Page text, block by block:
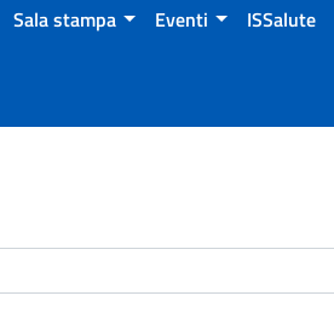
Sala stampa Eventi ISSalute